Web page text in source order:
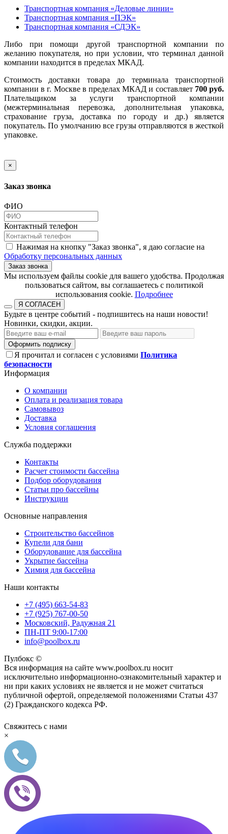
Транспортная компания «Деловые линии»
Транспортная компания «ПЭК»
Транспортная компания «СДЭК»
Либо при помощи другой транспортной компании по
желанию покупателя, но при условии, что терминал данной
компании находится в пределах МКАД.
Стоимость доставки товара до терминала транспортной
компании в г. Москве в пределах МКАД и составляет 700 руб.
Плательщиком за услуги транспортной компании
(межтерминальная перевозка, дополнительная упаковка,
страхование груза, доставка по городу и др.) является
покупатель. По умолчанию все грузы отправляются в жесткой
упаковке.
×
Заказ звонка
ФИО
Контактный телефон
Нажимая на кнопку "Заказ звонка", я даю согласие на
Обработку персональных данных
Заказ звонка
​​​​​​​Мы используем файлы cookie для вашего удобства. Продолжая
пользоваться сайтом, вы соглашаетесь с политикой
использования cookie.​​​​​​​ Подробнее
Я СОГЛАСЕН
Будьте в центре событий - подпишитесь на наши новости!
Новинки, скидки, акции.
Оформить подписку
Я прочитал и согласен с условиями Политика
безопасности
Информация
О компании
Оплата и реализация товара
Самовывоз
Доставка
Условия соглашения
Служба поддержки
Контакты
Расчет стоимости бассейна
Подбор оборудования
Статьи про бассейны
Инструкции
Основные направления
Строительство бассейнов
Купели для бани
Оборудование для бассейна
Укрытие бассейна
Химия для бассейна
Наши контакты
+7 (495) 663-54-83
+7 (925) 767-00-50
Московский, Радужная 21
ПН-ПТ 9:00-17:00
info@poolbox.ru
Пулбокс ©
Вся информация на сайте www.poolbox.ru носит
исключительно информационно-ознакомительный характер и
ни при каких условиях не является и не может считаться
публичной офертой, определяемой положениями Статьи 437
(2) Гражданского кодекса РФ.
Свяжитесь с нами
×